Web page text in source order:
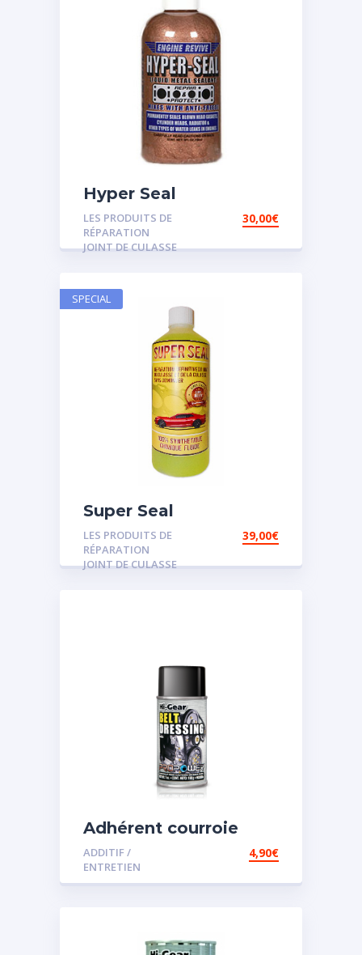
Hyper Seal
LES PRODUITS DE
RÉPARATION
JOINT DE CULASSE
30,00€
Super Seal
LES PRODUITS DE
RÉPARATION
JOINT DE CULASSE
39,00€
SPECIAL
Adhérent courroie
ADDITIF /
ENTRETIEN
4,90€